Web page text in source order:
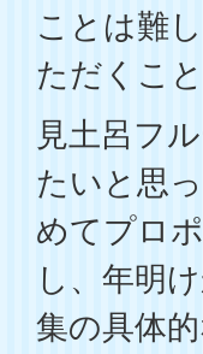
ことは難
ただくこ
見土呂フ
たいと思
めてプロ
し、年明
集の具体